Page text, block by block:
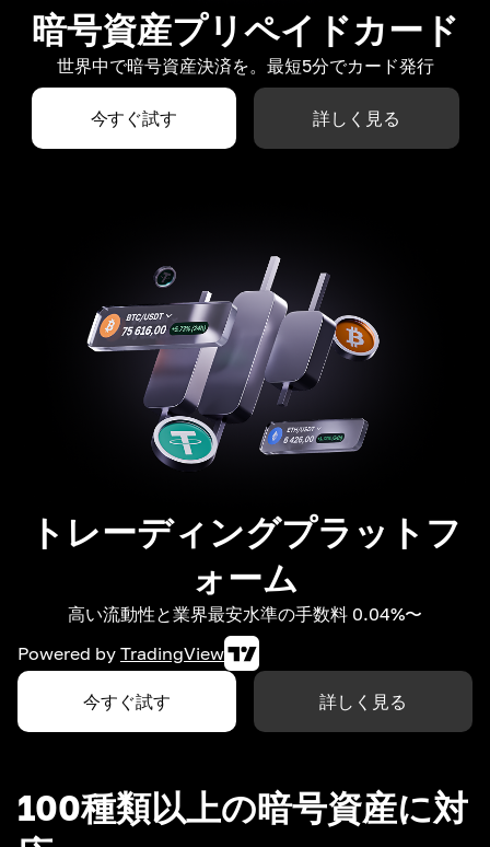
暗号資産プリペイドカード
世界中で暗号資産決済を。最短5分でカード発行
今すぐ試す 詳しく見る
トレーディングプラットフ
ォーム
高い流動性と業界最安水準の手数料 0.04%〜
Powered by TradingView
今すぐ試す 詳しく見る
100種類以上の暗号資産に対